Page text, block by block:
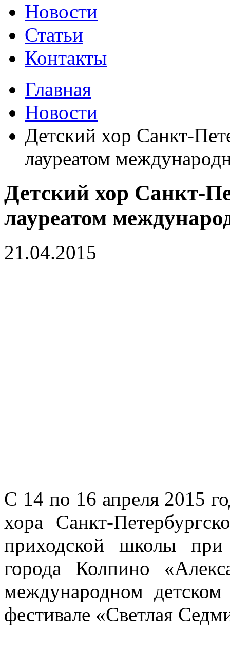
Новости
Статьи
Контакты
Главная
Новости
Детский хор Санкт-
лауреатом
Детский хор Санкт-
лауреатом
21.04.2015
С 14 по 16 апреля 2015
хора Санкт-
приходской школы при
города Колпино
международном детском
фестивале «Светлая